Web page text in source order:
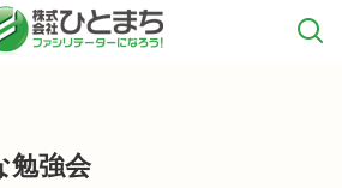
勉強会